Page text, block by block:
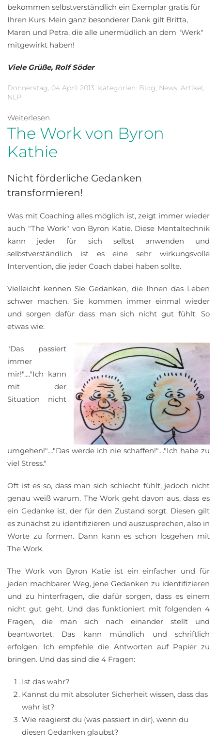
bekommen selbstverständlich ein Exemplar gratis für
Ihren Kurs. Mein ganz besonderer Dank gilt Britta,
Maren und Petra, die alle unermüdlich an dem "Werk"
mitgewirkt haben!
Viele Grüße, Rolf Söder
Donnerstag, 04 April 2013. Kategorien: Blog, News, Artikel,
NLP
Weiterlesen
The Work von Byron
Kathie
Nicht förderliche Gedanken
transformieren!
Was mit Coaching alles möglich ist, zeigt immer wieder
auch "The Work" von Byron Katie. Diese Mentaltechnik
kann jeder für sich selbst anwenden und
selbstverständlich ist es eine sehr wirkungsvolle
Intervention, die jeder Coach dabei haben sollte.
Vielleicht kennen Sie Gedanken, die Ihnen das Leben
schwer machen. Sie kommen immer einmal wieder
und sorgen dafür dass man sich nicht gut fühlt. So
etwas wie:
"Das passiert
immer
mir!"...."Ich kann
mit der
Situation nicht
umgehen!"...."Das werde ich nie schaffen!"...."Ich habe zu
viel Stress."
Oft ist es so, dass man sich schlecht fühlt, jedoch nicht
genau weiß warum. The Work geht davon aus, dass es
ein Gedanke ist, der für den Zustand sorgt. Diesen gilt
es zunächst zu identifizieren und auszusprechen, also in
Worte zu formen. Dann kann es schon losgehen mit
The Work.
The Work von Byron Katie ist ein einfacher und für
jeden machbarer Weg, jene Gedanken zu identifizieren
und zu hinterfragen, die dafür sorgen, dass es einem
nicht gut geht. Und das funktioniert mit folgenden 4
Fragen, die man sich nach einander stellt und
beantwortet. Das kann mündlich und schriftlich
erfolgen. Ich empfehle die Antworten auf Papier zu
bringen. Und das sind die 4 Fragen:
Ist das wahr?
Kannst du mit absoluter Sicherheit wissen, dass das
wahr ist?
Wie reagierst du (was passiert in dir), wenn du
diesen Gedanken glaubst?